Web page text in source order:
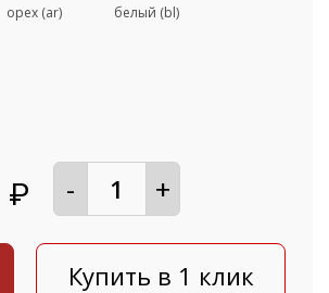
орех (ar) белый (bl)
₽ - +
Купить в 1 клик